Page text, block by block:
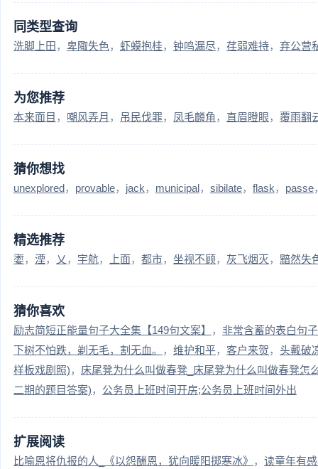
同类型查询
洗脚上田 卑陬失色 虾蟆抱桂 钟鸣漏尽 荏弱难持 弃公营
为您推荐
本来面目 嘲风弄月 吊民伐罪 凤毛麟角 直眉瞪眼 覆雨翻
猜你想找
unexplored provable jack municipal sibilate flask passe
精选推荐
嬱 湮 乂 宇航 上面 都市 坐视不顾 灰飞烟灭 黯然失
猜你喜欢
励志简短正能量句子大全集【149句文案】
非常含蓄的表白句
下树不怕跌，剃无毛，割无血。
维护和平 客户来贺
头戴破
样板戏剧照)
床尾凳为什么叫做春凳_床尾凳为什么叫做春凳怎
二期的题目答案)
公务员上班时间开房;公务员上班时间外出
扩展阅读
比喻恩将仇报的人_《以怨酬恩，犹向暖阳掷寒冰》
读童年有